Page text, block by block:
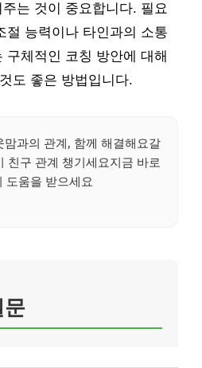
는 것이 중요합니다. 필요
절 능력이나 타인과의 소통
구체적인 코칭 방안에 대해
도 좋은 방법입니다.
맘과의 관계, 함께 해결해요갈
친구 관계 챙기세요지금 바로
도움을 받으세요
문